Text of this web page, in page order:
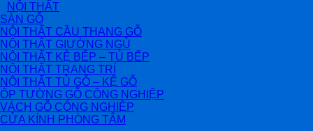
NỘI THẤT
SÀN GỖ
NỘI THẤT CẦU THANG GỖ
NỘI THẤT GIƯỜNG NGỦ
NỘI THẤT KỆ BẾP – TỦ BẾP
NỘI THẤT TRANG TRÍ
NỘI THẤT TỦ GỖ – KỆ GỖ
ỐP TƯỜNG GỖ CÔNG NGHIỆP
VÁCH GỖ CÔNG NGHIỆP
CỬA KÍNH PHÒNG TẮM